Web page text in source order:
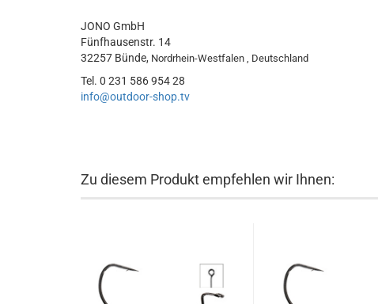
JONO GmbH
Fünfhausenstr. 14
32257 Bünde, Nordrhein-Westfalen , Deutschland
Tel. 0 231 586 954 28
info@outdoor-shop.tv
Zu diesem Produkt empfehlen wir Ihnen: